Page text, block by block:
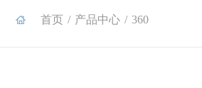
首页 / 产品中心 / 360